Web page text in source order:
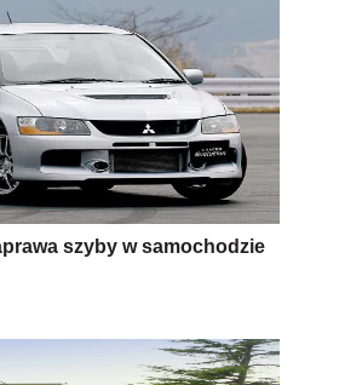
szyby w samochodzie